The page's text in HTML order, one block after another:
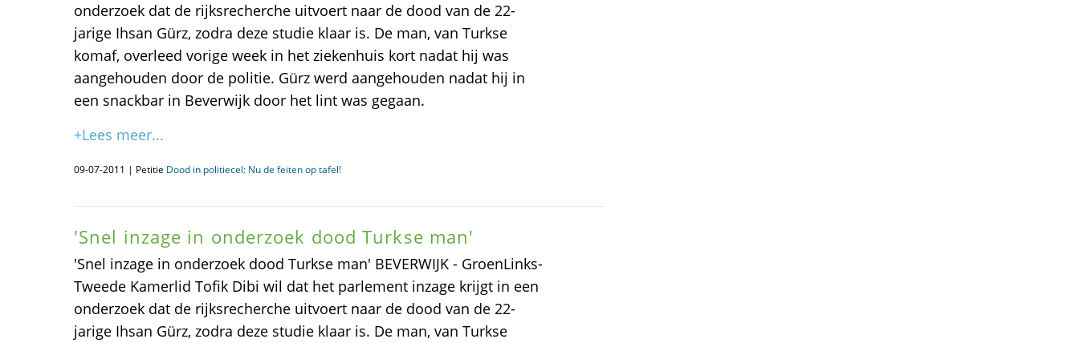
onderzoek dat de rijksrecherche uitvoert naar de dood van de 22-
jarige Ihsan Gürz, zodra deze studie klaar is. De man, van Turkse
komaf, overleed vorige week in het ziekenhuis kort nadat hij was
aangehouden door de politie. Gürz werd aangehouden nadat hij in
een snackbar in Beverwijk door het lint was gegaan.
+Lees meer...
09-07-2011 | Petitie Dood in politiecel: Nu de feiten op tafel!
'Snel inzage in onderzoek dood Turkse man'
'Snel inzage in onderzoek dood Turkse man' BEVERWIJK - GroenLinks-
Tweede Kamerlid Tofik Dibi wil dat het parlement inzage krijgt in een
onderzoek dat de rijksrecherche uitvoert naar de dood van de 22-
jarige Ihsan Gürz, zodra deze studie klaar is. De man, van Turkse